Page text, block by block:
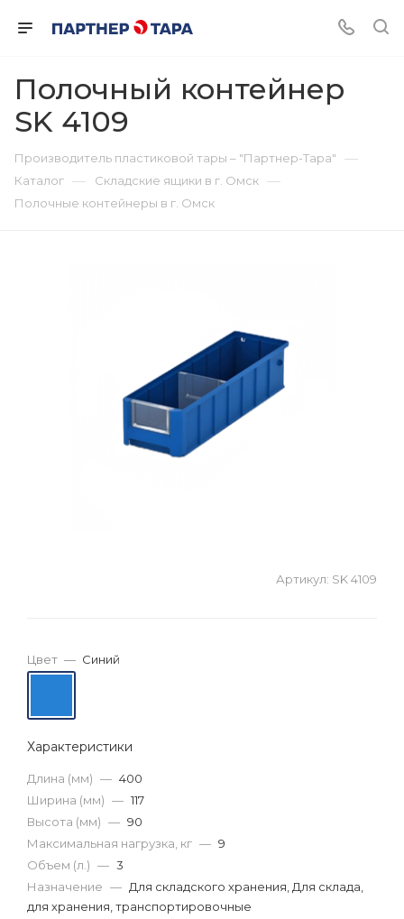
Полочный контейнер
SK 4109
Производитель пластиковой тары – "Партнер-Тара" —
Каталог — Складские ящики в г. Омск —
Полочные контейнеры в г. Омск
Артикул: SK 4109
Цвет — Синий
Характеристики
Длина (мм) — 400
Ширина (мм) — 117
Высота (мм) — 90
Максимальная нагрузка, кг — 9
Объем (л.) — 3
Назначение — Для складского хранения, Для склада,
для хранения, транспортировочные